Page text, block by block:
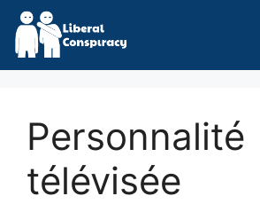
Skip
content
Personnalité
télévisée